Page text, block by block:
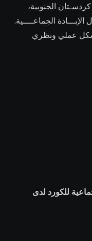
الجماعــــية.
للكورد لدى